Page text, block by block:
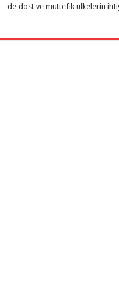
de dost ve müttefik ülkelerin